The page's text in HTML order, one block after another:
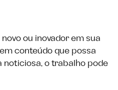
ou inovador em sua
conteúdo que possa
noticiosa, o trabalho pode